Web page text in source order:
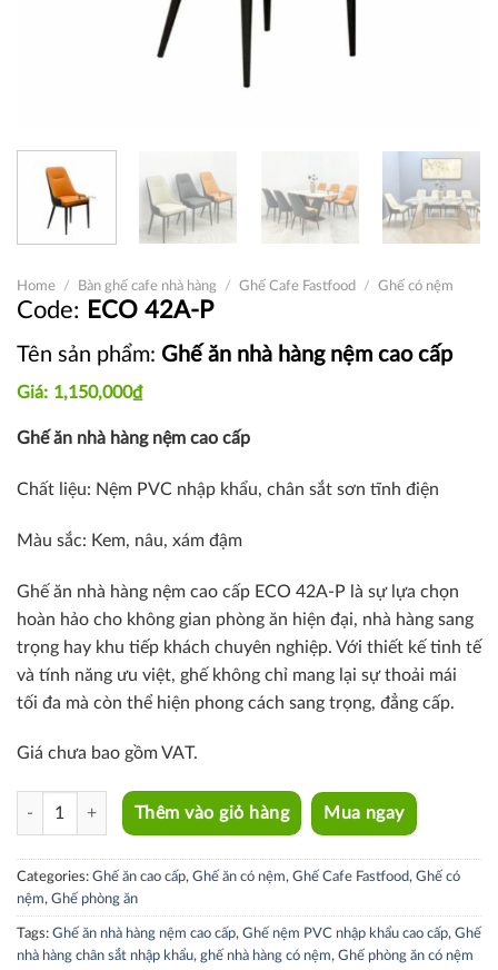
Home / Bàn ghế cafe nhà hàng / Ghế Cafe Fastfood / Ghế có nệm
ECO 42A-P
Tên sản phẩm: Ghế ăn nhà hàng nệm cao cấp
1,150,000₫
Ghế ăn nhà hàng nệm cao cấp
Chất liệu: Nệm PVC nhập khẩu, chân sắt sơn tĩnh điện
Màu sắc: Kem, nâu, xám đậm
Ghế ăn nhà hàng nệm cao cấp ECO 42A-P là sự lựa chọn
hoàn hảo cho không gian phòng ăn hiện đại, nhà hàng sang
trọng hay khu tiếp khách chuyên nghiệp. Với thiết kế tinh tế
và tính năng ưu việt, ghế không chỉ mang lại sự thoải mái
tối đa mà còn thể hiện phong cách sang trọng, đẳng cấp.
Giá chưa bao gồm VAT.
ECO 42A-P quantity
Thêm vào giỏ hàng Mua ngay
Categories: Ghế ăn cao cấp, Ghế ăn có nệm, Ghế Cafe Fastfood, Ghế có
nệm, Ghế phòng ăn
Tags: Ghế ăn nhà hàng nệm cao cấp, Ghế nệm PVC nhập khẩu cao cấp, Ghế
nhà hàng chân sắt nhập khẩu, ghế nhà hàng có nệm, Ghế phòng ăn có nệm